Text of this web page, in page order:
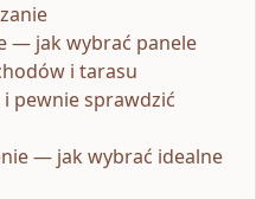
— jak wybrać panele
i tarasu
pewnie sprawdzić
— jak wybrać idealne